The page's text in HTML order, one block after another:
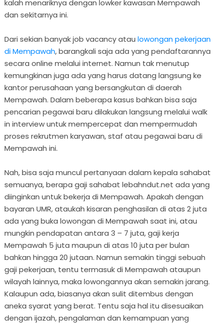
kalah menariknya dengan lowker kawasan Mempawah
dan sekitarnya ini.
Dari sekian banyak job vacancy atau lowongan pekerjaan
di Mempawah, barangkali saja ada yang pendaftarannya
secara online melalui internet. Namun tak menutup
kemungkinan juga ada yang harus datang langsung ke
kantor perusahaan yang bersangkutan di daerah
Mempawah. Dalam beberapa kasus bahkan bisa saja
pencarian pegawai baru dilakukan langsung melalui walk
in interview untuk mempercepat dan mempermudah
proses rekrutmen karyawan, staf atau pegawai baru di
Mempawah ini.
Nah, bisa saja muncul pertanyaan dalam kepala sahabat
semuanya, berapa gaji sahabat lebahndut.net ada yang
diinginkan untuk bekerja di Mempawah. Apakah dengan
bayaran UMR, ataukah kisaran penghasilan di atas 2 juta
ada yang buka lowongan di Mempawah saat ini, atau
mungkin pendapatan antara 3 – 7 juta, gaji kerja
Mempawah 5 juta maupun di atas 10 juta per bulan
bahkan hingga 20 jutaan. Namun semakin tinggi sebuah
gaji pekerjaan, tentu termasuk di Mempawah ataupun
wilayah lainnya, maka lowongannya akan semakin jarang.
Kalaupun ada, biasanya akan sulit ditembus dengan
aneka syarat yang berat. Tentu saja hal itu disesuaikan
dengan ijazah, pengalaman dan kemampuan yang